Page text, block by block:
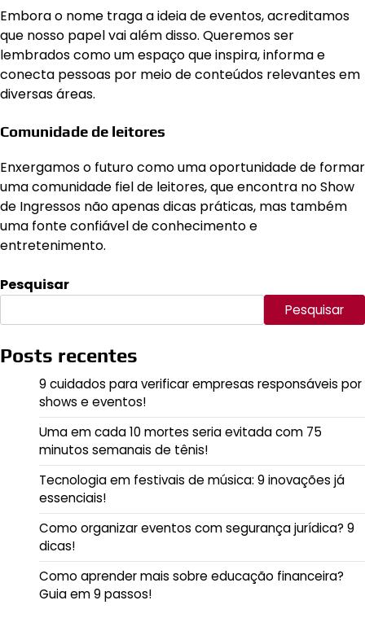
Embora o nome traga a ideia de eventos, acreditamos
que nosso papel vai além disso. Queremos ser
lembrados como um espaço que inspira, informa e
conecta pessoas por meio de conteúdos relevantes em
diversas áreas.
Comunidade de leitores
Enxergamos o futuro como uma oportunidade de formar
uma comunidade fiel de leitores, que encontra no Show
de Ingressos não apenas dicas práticas, mas também
uma fonte confiável de conhecimento e
entretenimento.
Pesquisar
Pesquisar
Posts recentes
9 cuidados para verificar empresas responsáveis por
shows e eventos!
Uma em cada 10 mortes seria evitada com 75
minutos semanais de tênis!
Tecnologia em festivais de música: 9 inovações já
essenciais!
Como organizar eventos com segurança jurídica? 9
dicas!
Como aprender mais sobre educação financeira?
Guia em 9 passos!